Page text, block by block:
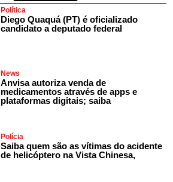
Política
Diego Quaquá (PT) é oficializado
candidato a deputado federal
News
Anvisa autoriza venda de
medicamentos através de apps e
plataformas digitais; saiba
Polícia
Saiba quem são as vítimas do acidente
de helicóptero na Vista Chinesa,